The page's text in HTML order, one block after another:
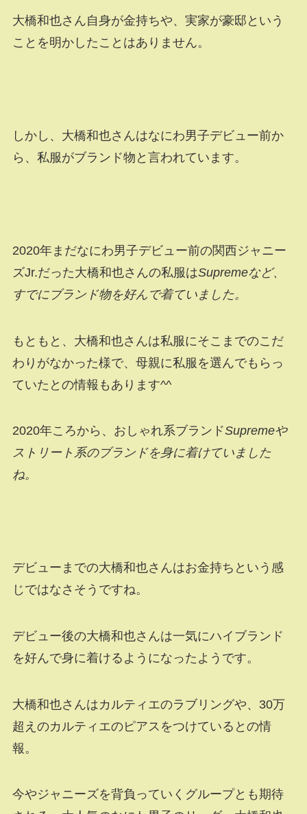
大橋和也さん自身が金持ちや、実家が豪邸という
ことを明かしたことはありません。
しかし、大橋和也さんはなにわ男子デビュー前か
ら、私服がブランド物と言われています。
2020年まだなにわ男子デビュー前の関西ジャニー
ズJr.だった大橋和也さんの私服はSupremeなど、
すでにブランド物を好んで着ていました。
もともと、大橋和也さんは私服にそこまでのこだ
わりがなかった様で、母親に私服を選んでもらっ
ていたとの情報もあります^^
2020年ころから、おしゃれ系ブランドSupremeや
ストリート系のブランドを身に着けていました
ね。
デビューまでの大橋和也さんはお金持ちという感
じではなさそうですね。
デビュー後の大橋和也さんは一気にハイブランド
を好んで身に着けるようになったようです。
大橋和也さんはカルティエのラブリングや、30万
超えのカルティエのピアスをつけているとの情
報。
今やジャニーズを背負っていくグループとも期待